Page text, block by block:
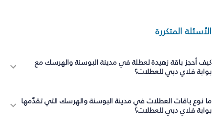
الأسئلة المتكررة
كيف أحجز باقة زهيدة لعطلة في مدينة البوسنة والهرسك مع
بوابة فلاي دبي للعطلات؟
ما نوع باقات العطلات في مدينة البوسنة والهرسك التي تقدّمها
بوابة فلاي دبي للعطلات؟